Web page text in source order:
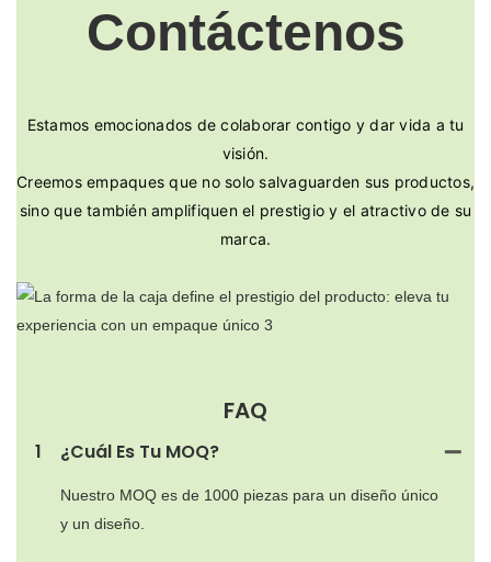
Contáctenos
Estamos emocionados de colaborar contigo y dar vida a tu
visión.
Creemos empaques que no solo salvaguarden sus productos,
sino que también amplifiquen el prestigio y el atractivo de su
marca.
FAQ
1 ¿Cuál Es Tu MOQ?
Nuestro MOQ es de 1000 piezas para un diseño único
y un diseño.